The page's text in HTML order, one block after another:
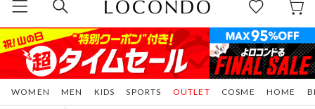
WOMEN MEN KIDS SPORTS COSME HOME
OUTLET